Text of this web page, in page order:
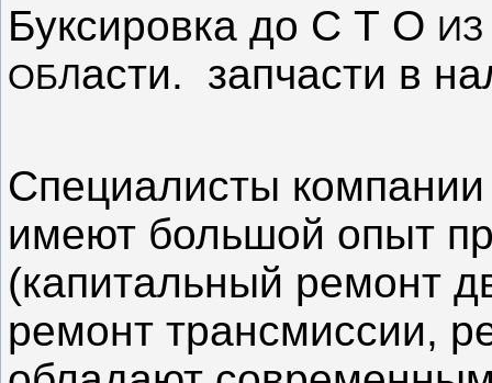
Буксировка до С Т О
ОБЛасти. запчасти в
Специалисты
имеют большой опыт
(капитальный ремонт
ремонт трансмиссии,